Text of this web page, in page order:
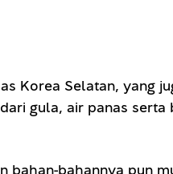
Korea Selatan, yang
gula, air panas
bahan-bahannya pun